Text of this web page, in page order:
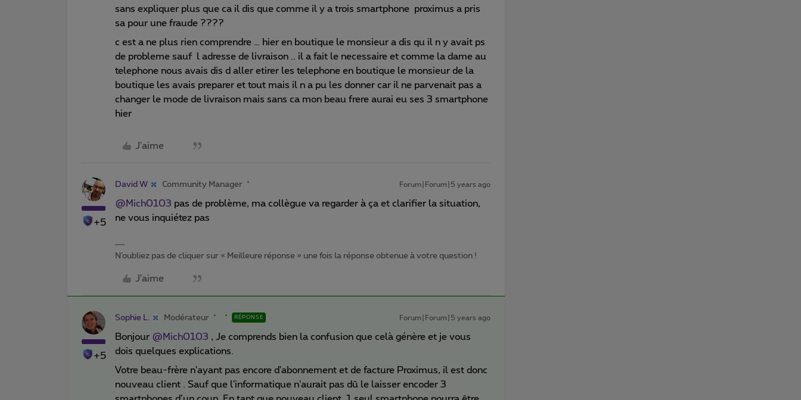
sans expliquer plus que ca il dis que comme il y a trois smartphone proximus a pris
sa pour une fraude ????
c est a ne plus rien comprendre … hier en boutique le monsieur a dis qu il n y avait ps
de probleme sauf l adresse de livraison .. il a fait le necessaire et comme la dame au
telephone nous avais dis d aller etirer les telephone en boutique le monsieur de la
boutique les avais preparer et tout mais il n a pu les donner car il ne parvenait pas a
changer le mode de livraison mais sans ca mon beau frere aurai eu ses 3 smartphone
hier
J'aime
+5
David W Community Manager Forum|Forum|5 years ago
@Mich0103 pas de problème, ma collègue va regarder à ça et clarifier la situation,
ne vous inquiétez pas
N’oubliez pas de cliquer sur « Meilleure réponse » une fois la réponse obtenue à votre question !
J'aime
+5
Sophie L. Modérateur RÉPONSE Forum|Forum|5 years ago
Bonjour @Mich0103 , Je comprends bien la confusion que celà génère et je vous
dois quelques explications.
Votre beau-frère n'ayant pas encore d'abonnement et de facture Proximus, il est donc
nouveau client . Sauf que l'informatique n'aurait pas dû le laisser encoder 3